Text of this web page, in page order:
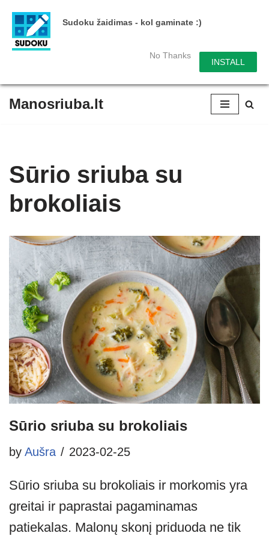
Sudoku žaidimas - kol gaminate :)
No Thanks
INSTALL
content
Manosriuba.lt
Sūrio sriuba su
brokoliais
Sūrio sriuba su brokoliais
by Aušra 2023-02-25
Sūrio sriuba su brokoliais ir morkomis yra
greitai ir paprastai pagaminamas
patiekalas. Malonų skonį priduoda ne tik